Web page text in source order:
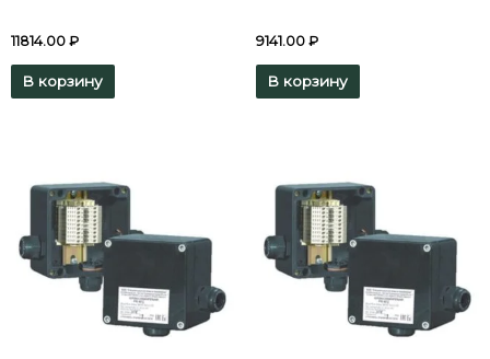
11814.00 ₽
В корзину
9141.00 ₽
В корзину